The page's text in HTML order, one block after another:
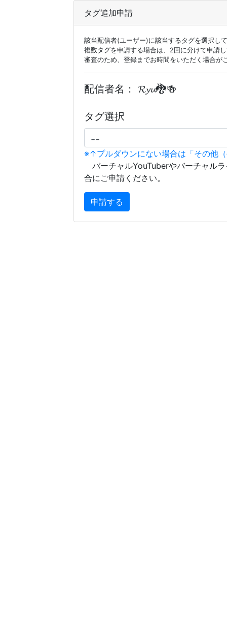
タグ追加申請
該当配信者(ユーザー)に該当するタグを選択し
複数タグを申請する場合は、2回に分けて申請
審査のため、登録までお時間をいただく場合が
配信者名： 𝓡𝔂𝓾🐉🍻
タグ選択
※↑プルダウンにない場合は「その他
バーチャルYouTuberやバーチャル
合にご申請ください。
申請する